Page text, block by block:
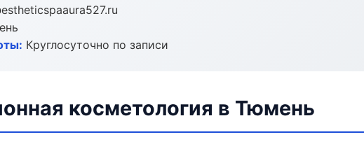
Круглосуточно по записи
косметология в Тюмень